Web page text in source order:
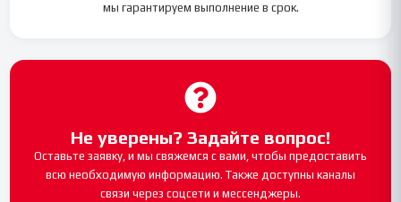
мы гарантируем выполнение в срок.
Не уверены? Задайте вопрос!
Оставьте заявку, и мы свяжемся с вами, чтобы предоставить
всю необходимую информацию. Также доступны каналы
связи через соцсети и мессенджеры.